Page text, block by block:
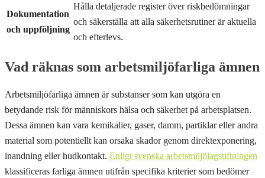
Dokumentation
och uppföljning
Hålla detaljerade register över riskbedömningar
och säkerställa att alla säkerhetsrutiner är aktuella
och efterlevs.
Vad räknas som arbetsmiljöfarliga ämnen
Arbetsmiljöfarliga ämnen är substanser som kan utgöra en
betydande risk för människors hälsa och säkerhet på arbetsplatsen.
Dessa ämnen kan vara kemikalier, gaser, damm, partiklar eller andra
material som potentiellt kan orsaka skador genom direktexponering,
inandning eller hudkontakt. Enligt svenska arbetsmiljölagstiftningen
klassificeras farliga ämnen utifrån specifika kriterier som bedömer